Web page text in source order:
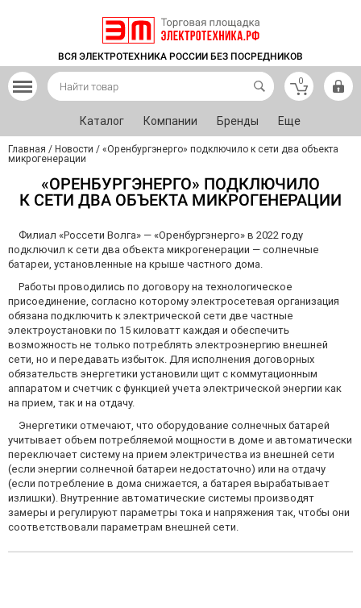
ВСЯ ЭЛЕКТРОТЕХНИКА РОССИИ БЕЗ ПОСРЕДНИКОВ
0
Каталог Компании Бренды Еще
Главная / Новости / «Оренбургэнерго» подключило к сети два объекта
микрогенерации
«ОРЕНБУРГЭНЕРГО» ПОДКЛЮЧИЛО
К СЕТИ ДВА ОБЪЕКТА МИКРОГЕНЕРАЦИИ
Филиал «Россети Волга» — «Оренбургэнерго» в 2022 году
подключил к сети два объекта микрогенерации — солнечные
батареи, установленные на крыше частного дома.
Работы проводились по договору на технологическое
присоединение, согласно которому электросетевая организация
обязана подключить к электрической сети две частные
электроустановки по 15 киловатт каждая и обеспечить
возможность не только потреблять электроэнергию внешней
сети, но и передавать избыток. Для исполнения договорных
обязательств энергетики установили щит с коммутационным
аппаратом и счетчик с функцией учета электрической энергии как
на прием, так и на отдачу.
Энергетики отмечают, что оборудование солнечных батарей
учитывает объем потребляемой мощности в доме и автоматически
переключает систему на прием электричества из внешней сети
(если энергии солнечной батареи недостаточно) или на отдачу
(если потребление в дома снижается, а батарея вырабатывает
излишки). Внутренние автоматические системы производят
замеры и регулируют параметры тока и напряжения так, чтобы они
соответствовали параметрам внешней сети.